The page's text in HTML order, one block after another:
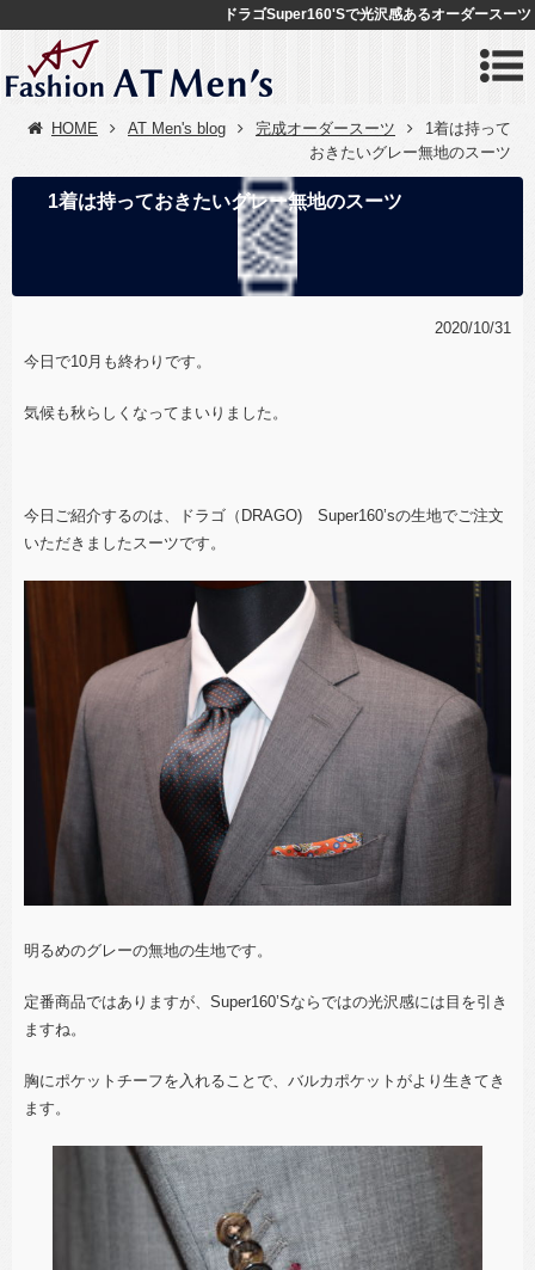
ドラゴSuper160'Sで光沢感あるオーダースーツ
HOME AT Men's blog 完成オーダースーツ
1着は持って
おきたいグレー無地のスーツ
1着は持っておきたいグレー無地のスーツ
2020/10/31
今日で10月も終わりです。
気候も秋らしくなってまいりました。
今日ご紹介するのは、ドラゴ（DRAGO) Super160’sの生地でご注文
いただきましたスーツです。
明るめのグレーの無地の生地です。
定番商品ではありますが、Super160’Sならではの光沢感には目を引き
ますね。
胸にポケットチーフを入れることで、バルカポケットがより生きてき
ます。